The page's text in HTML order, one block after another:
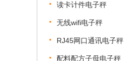
读卡计件电子秤
无线wifi电子秤
RJ45网口通讯电子秤
配料配方子母电子秤